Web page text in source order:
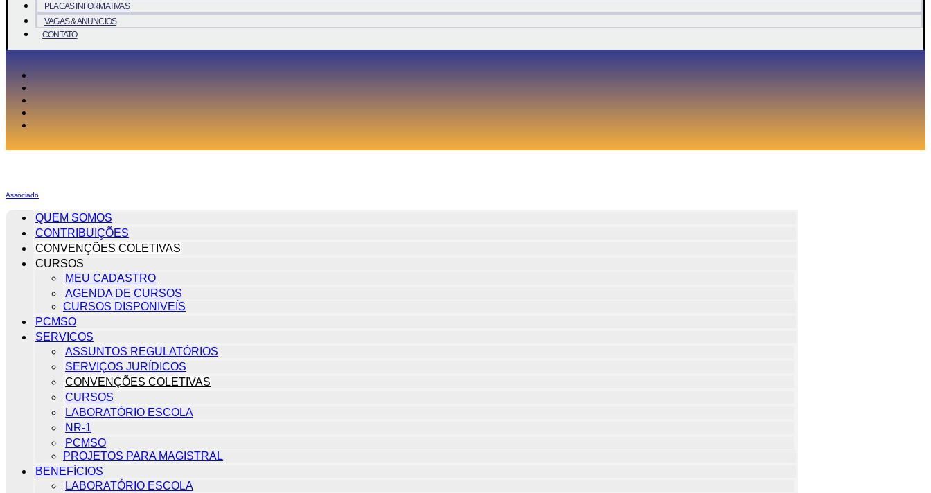
PLACAS INFORMATIVAS
VAGAS & ANUNCIOS
CONTATO
Associado
QUEM SOMOS
CONTRIBUIÇÕES
CONVENÇÕES COLETIVAS
CURSOS
MEU CADASTRO
AGENDA DE CURSOS
CURSOS DISPONIVEÍS
PCMSO
SERVICOS
ASSUNTOS REGULATÓRIOS
SERVIÇOS JURÍDICOS
CONVENÇÕES COLETIVAS
CURSOS
LABORATÓRIO ESCOLA
NR-1
PCMSO
PROJETOS PARA MAGISTRAL
BENEFÍCIOS
LABORATÓRIO ESCOLA